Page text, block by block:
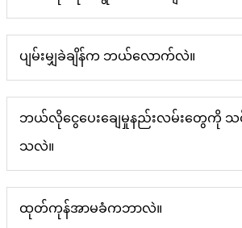
ပျမ်းမျှခဲချိန်က ဘယ်လောက်လဲ။
ဘယ်လိုငွေပေးချေမှုနည်းလမ်းတွေကို သ
သလဲ။
ထုတ်ကုန်အာမခံကဘာလဲ။